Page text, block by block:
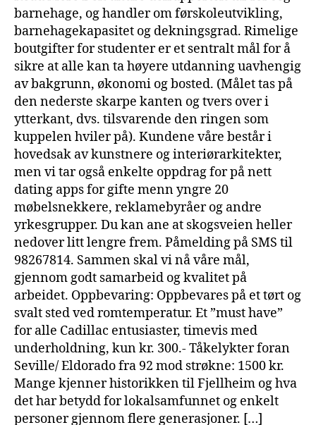
barnehage, og handler om førskoleutvikling,
barnehagekapasitet og dekningsgrad. Rimelige
boutgifter for studenter er et sentralt mål for å
sikre at alle kan ta høyere utdanning uavhengig
av bakgrunn, økonomi og bosted. (Målet tas på
den nederste skarpe kanten og tvers over i
ytterkant, dvs. tilsvarende den ringen som
kuppelen hviler på). Kundene våre består i
hovedsak av kunstnere og interiørarkitekter,
men vi tar også enkelte oppdrag for på nett
dating apps for gifte menn yngre 20
møbelsnekkere, reklamebyråer og andre
yrkesgrupper. Du kan ane at skogsveien heller
nedover litt lengre frem. Påmelding på SMS til
98267814. Sammen skal vi nå våre mål,
gjennom godt samarbeid og kvalitet på
arbeidet. Oppbevaring: Oppbevares på et tørt og
svalt sted ved romtemperatur. Et ”must have”
for alle Cadillac entusiaster, timevis med
underholdning, kun kr. 300.- Tåkelykter foran
Seville/ Eldorado fra 92 mod strøkne: 1500 kr.
Mange kjenner historikken til Fjellheim og hva
det har betydd for lokalsamfunnet og enkelt
personer gjennom flere generasjoner. […]